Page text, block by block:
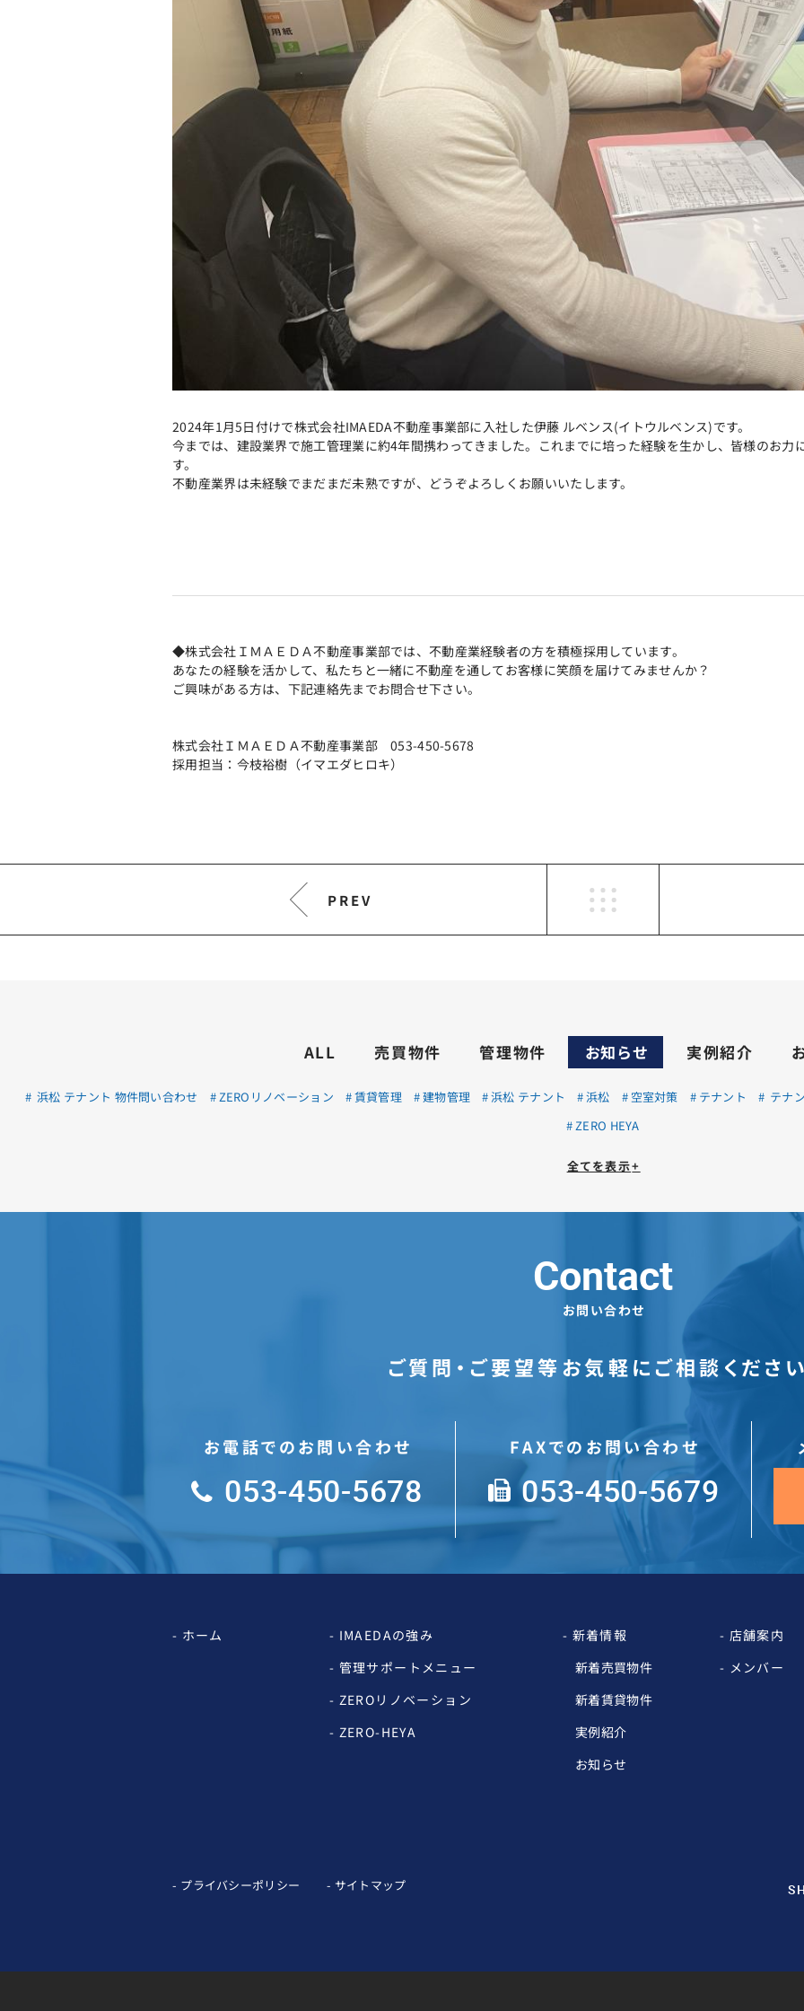
2024年1月5日付けで株式会社IMAEDA不動産事業部に入社した伊藤 ルベンス(イトウルベンス)です。
今までは、建設業界で施工管理業に約4年間携わってきました。これまでに培った経験を生かし、皆様のお力
す。
不動産業界は未経験でまだまだ未熟ですが、どうぞよろしくお願いいたします。
◆株式会社ＩＭＡＥＤＡ不動産事業部では、不動産業経験者の方を積極採用しています。
あなたの経験を活かして、私たちと一緒に不動産を通してお客様に笑顔を届けてみませんか？
ご興味がある方は、下記連絡先までお問合せ下さい。
株式会社ＩＭＡＥＤＡ不動産事業部 053-450-5678
採用担当：今枝裕樹（イマエダヒロキ）
PREV
ALL 売買物件 管理物件 お知らせ 実例紹介
浜松 テナント 物件問い合わせ ZEROリノベーション 賃貸管理 建物管理 浜松 テナント 浜松 空室対策 テナント テナ
ZERO HEYA
全てを表示+
Contact
お問い合わせ
ご質問・ご要望等お気軽にご相談ください
お電話でのお問い合わせ
053-450-5678
FAXでのお問い合わせ
053-450-5679
ホーム
IMAEDAの強み
管理サポートメニュー
ZEROリノベーション
ZERO-HEYA
新着情報
新着売買物件
新着賃貸物件
実例紹介
お知らせ
店舗案内
メンバー
プライバシーポリシー サイトマップ